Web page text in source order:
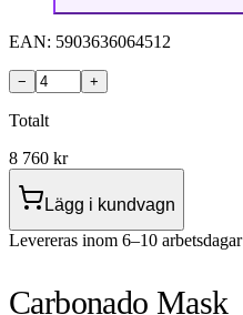
EAN: 5903636064512
− +
Totalt
8 760 kr
Lägg i kundvagn
Levereras inom 6–10 arbetsdagar
Carbonado Mask